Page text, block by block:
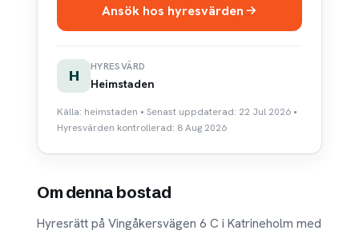
Ansök hos hyresvärden
H
HYRESVÄRD
Heimstaden
Källa: heimstaden • Senast uppdaterad: 22 Jul 2026 •
Hyresvärden kontrollerad: 8 Aug 2026
Om denna bostad
Hyresrätt på Vingåkersvägen 6 C i Katrineholm med